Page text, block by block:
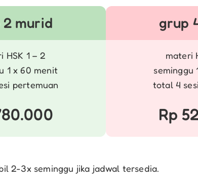
murid
HSK 1 – 2
1 x 60 menit
pertemuan
grup
materi
seminggu
total 4
Rp
2-3x seminggu jika jadwal tersedia.